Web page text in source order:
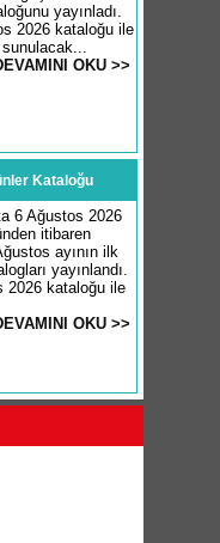
yayınladı.
2026 kataloğu ile
OKU >>
Kataloğu
6 Ağustos 2026
itibaren
ayının ilk
yayınlandı.
2026 kataloğu ile
OKU >>